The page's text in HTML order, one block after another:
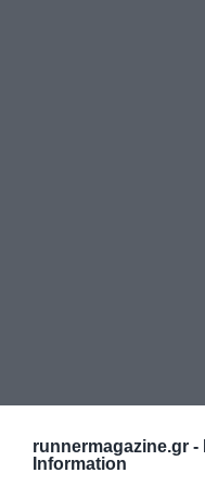
runnermagazine.gr -
Information